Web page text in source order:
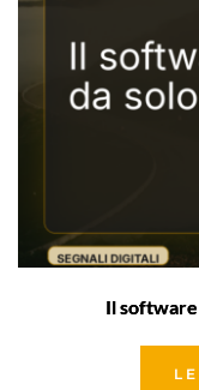
Il software